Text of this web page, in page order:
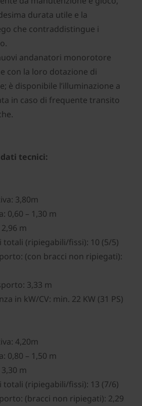
durata utile e la
che contraddistingue i
andanatori monorotore
con la loro dotazione di
è disponibile l’illuminazione a
in caso di frequente transito
tecnici:
3,80m
0,60 – 1,30 m
m
(ripiegabili/fissi): 10 (5/5)
(con bracci non ripiegati):
3,33 m
in kW/CV: min. 22 KW (31 PS)
4,20m
0,80 – 1,50 m
m
(ripiegabili/fissi): 13 (7/6)
(bracci non ripiegati): 2,29